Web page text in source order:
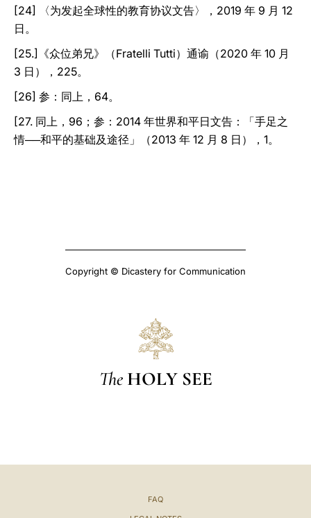
[24] 〈为发起全球性的教育协议文告〉，2019 年 9 月 12
日。
[25.]《众位弟兄》（Fratelli Tutti）通谕（2020 年 10 月
3 日），225。
[26] 参：同上，64。
[27. 同上，96；参：2014 年世界和平日文告：「手足之
情──和平的基础及途径」（2013 年 12 月 8 日），1。
Copyright © Dicastery for Communication
The HOLY SEE
FAQ